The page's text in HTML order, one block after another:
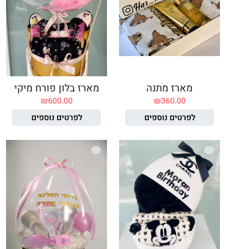
מארז מתנה
₪360.00
לפרטים נוספים
מארז בלון פורח מיקי
₪600.00
לפרטים נוספים